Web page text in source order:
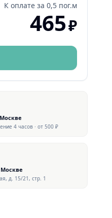
К оплате за 0,5 пог.м
465₽
4 часов · от 500 ₽
д. 15/21, стр. 1